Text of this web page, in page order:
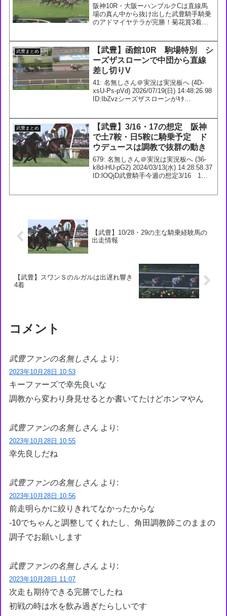
阪神10R・大阪ーハンブルクCは直線馬
場の真ん中から抜け出した武豊騎手騎乗
のアドマイヤテラが完勝！菊花賞3着馬
競馬ラボ (@keibalab) April 13,...
武豊まとめ
【武豊】函館10R 駒場特別 シ
ーズザスローンで中団から直線
差し切りV
41: 名無しさん＠実況は実況板へ (4D-
xsU-Ps-pVd) 2026/07/19(日) 14:48:26.98
ID:IbZvzシーズザスローンがｷﾀ
武豊まとめ
【武豊】3/16・17の想定 阪神
で土7鞍・日5鞍に騎乗予定 ド
ウデュースは調教で抜群の動き
679: 名無しさん＠実況は実況板へ (36-
k8d-HU-pG2) 2024/03/13(水) 14:28:58.37
ID:lOQjD武豊騎手今週の想定3/16 1回
【武豊】10/28・29の主な騎乗経験馬の
出走情報
【武豊】スワンＳのルガルは出遅れ響き
4着
コメント
武豊ファンの名無しさん より:
2023年10月28日 10:53
キーファーズで幸先良いな
調教から変わり身見せるとか書いてたけどホンマやん
武豊ファンの名無しさん より:
2023年10月28日 10:55
幸先良しだね
武豊ファンの名無しさん より:
2023年10月28日 10:56
前走明らかに絞りきれてなかったからな
-10でちゃんと調整してくれたし、角田調教師このままの
調子でお願いします
武豊ファンの名無しさん より:
2023年10月28日 11:07
次走も期待できる完勝でしたね
初戦の時は水を飲み過ぎたらしいです